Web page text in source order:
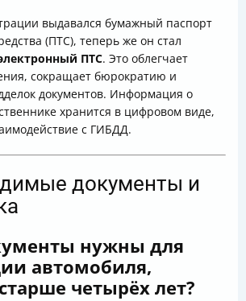
выдавался бумажный паспорт
(ПТС), теперь же он стал
ПТС. Это облегчает
сокращает бюрократию и
документов. Информация о
хранится в цифровом виде,
с ГИБДД.
документы и
нужны для
автомобиля,
четырёх лет?